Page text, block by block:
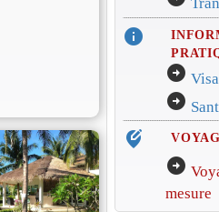
info
arrow_circle_right
arrow_circle_right
edit_location_alt
arrow_circle_right
mesure